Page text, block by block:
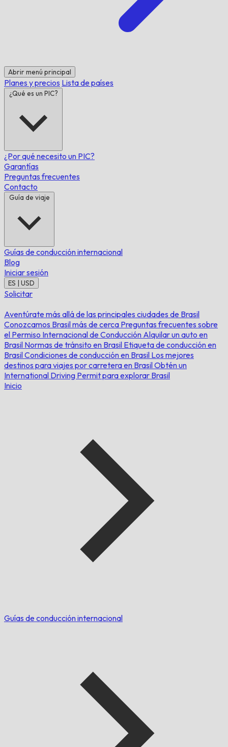
Abrir menú principal
Planes y precios Lista de países
¿Qué es un PIC?
¿Por qué necesito un PIC?
Garantías
Preguntas frecuentes
Contacto
Guía de viaje
Guías de conducción internacional
Blog
Iniciar sesión
ES | USD
Solicitar
Aventúrate más allá de las principales ciudades de Brasil
Conozcamos Brasil más de cerca Preguntas frecuentes sobre
el Permiso Internacional de Conducción Alquilar un auto en
Brasil Normas de tránsito en Brasil Etiqueta de conducción en
BrasilCondiciones de conducción en Brasil Los mejores
destinos para viajes por carretera en BrasilObtén un
International Driving Permit para explorar Brasil
Inicio
Guías de conducción internacional